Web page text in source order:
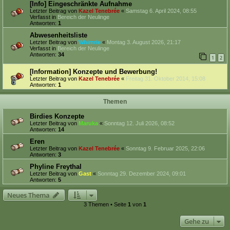
[Info] Eingeschränkte Aufnahme
Letzter Beitrag von Kazel Tenebrée « Samstag 6. April 2024, 08:55
Verfasst in Bereich der Neulinge
Antworten: 1
Abwesenheitsliste
Letzter Beitrag von Whimrie « Montag 3. August 2026, 21:17
Verfasst in Bereich der Neulinge
Antworten: 34 1 2
[Information] Konzepte und Bewerbung!
Letzter Beitrag von Kazel Tenebrée « Freitag 31. Oktober 2014, 15:08
Antworten: 1
Themen
Birdies Konzepte
Letzter Beitrag von Maruka « Sonntag 12. Juli 2026, 08:52
Antworten: 14
Eren
Letzter Beitrag von Kazel Tenebrée « Sonntag 9. Februar 2025, 22:06
Antworten: 3
Phyline Freythal
Letzter Beitrag von Gast « Sonntag 29. Dezember 2024, 09:01
Antworten: 5
Neues Thema
3 Themen • Seite 1 von 1
Gehe zu